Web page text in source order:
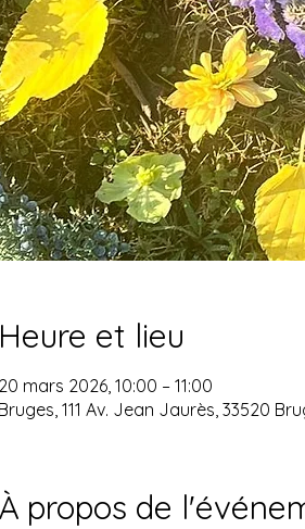
Heure et lieu
20 mars 2026, 10:00 – 11:00
Bruges, 111 Av. Jean Jaurès, 33520
À propos de